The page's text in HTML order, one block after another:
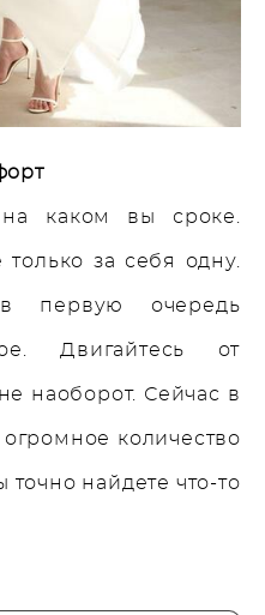
каком вы сроке.
за себя одну.
первую очередь
Двигайтесь от
наоборот. Сейчас в
количество
найдете что-то